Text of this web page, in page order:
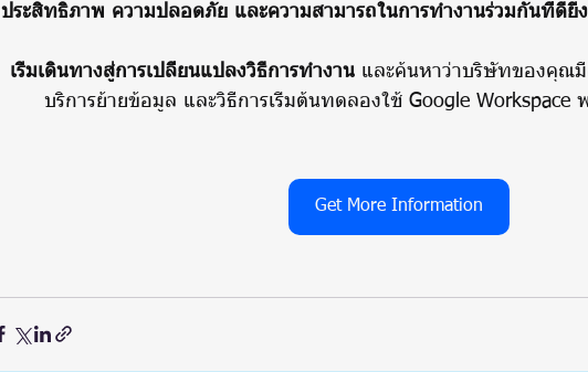
ประสิทธิภาพ ความปลอดภัย และความสามารถในการทำงานร่วมกันที่ดี
เริ่มเดินทางสู่การเปลี่ยนแปลงวิธีการทำงาน และค้นหาว่าบริษัทของคุณ
บริการย้ายข้อมูล และวิธีการเริ่มต้นทดลองใช้ Google Workspace
Get More Information